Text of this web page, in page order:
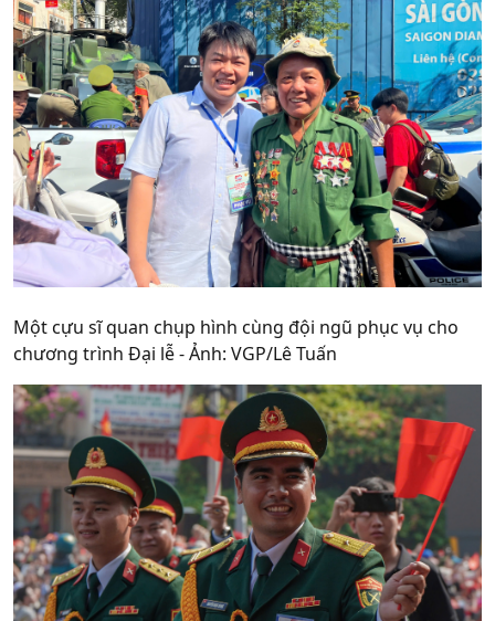
Một cựu sĩ quan chụp hình cùng đội ngũ phục vụ cho
chương trình Đại lễ - Ảnh: VGP/Lê Tuấn